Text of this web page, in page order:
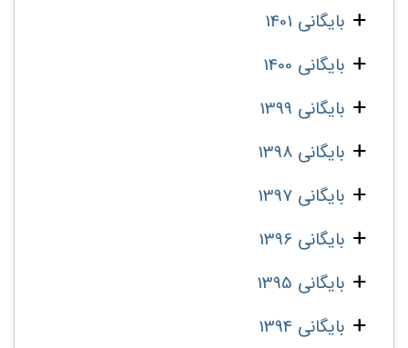
بایگانی 1401
بایگانی 1400
بایگانی 1399
بایگانی 1398
بایگانی 1397
بایگانی 1396
بایگانی 1395
بایگانی 1394